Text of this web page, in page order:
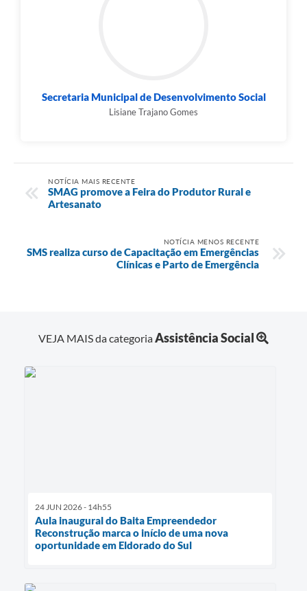
Secretaria Municipal de Desenvolvimento Social
Lisiane Trajano Gomes
NOTÍCIA MAIS RECENTE
SMAG promove a Feira do Produtor Rural e
Artesanato
NOTÍCIA MENOS RECENTE
SMS realiza curso de Capacitação em Emergências
Clínicas e Parto de Emergência
VEJA MAIS da categoriaAssistência Social
24 JUN 2026 - 14h55
Aula inaugural do Baita Empreendedor
Reconstrução marca o início de uma nova
oportunidade em Eldorado do Sul